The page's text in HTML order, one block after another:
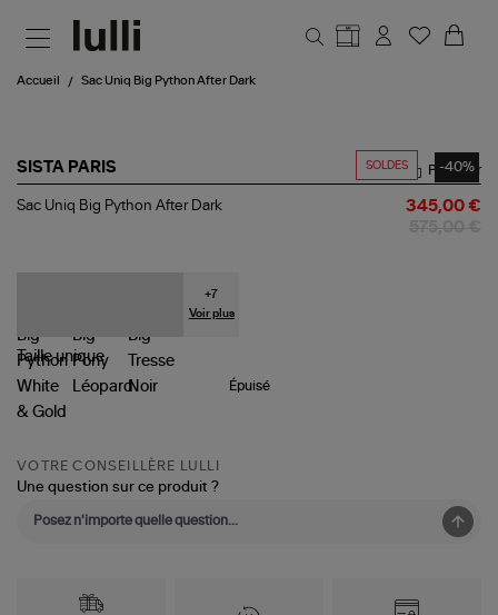
Accueil Sac Uniq Big Python After Dark
SOLDES -40%
SISTA PARIS
Sac
Partager
Sac Uniq Big Python After Dark 345,00 €
+7
Voir plus
Tailleunique
Épuisé
VOTRE CONSEILLÈRE LULLI
Une question sur ce produit ?